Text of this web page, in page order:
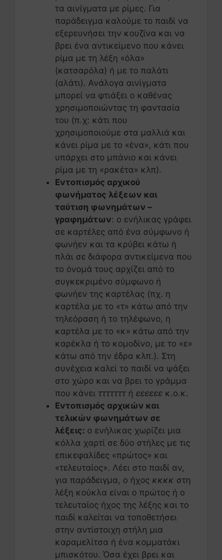
τα αινίγματα με ρίμες. Για
παράδειγμα καλούμε το παιδί να
εξερευνήσει την κουζίνα και να
βρει ένα αντικείμενο που κάνει
ρίμα με τη λέξη «όλα»
(κατσαρόλα) ή με το παλάτι
(αλάτι). Ανάλογα αινίγματα
μπορεί να φτιάξει ο καθένας
χρησιμοποιώντας τη φαντασία
του (π.χ: κάτι που
χρησιμοποιούμε στα μαλλιά και
κάνει ρίμα με το «ένα», κάτι που
υπάρχει στο μπάνιο και κάνει
ρίμα με τη «ρακέτα» κλπ).
Εντοπισμός αρχικού
φωνήματος λέξεων και
ταύτιση φωνημάτων –
γραφημάτων: ο ενήλικας γράφει
σε καρτέλες από ένα σύμφωνο ή
φωνήεν και τα κρύβει κάτω ή
πλάι σε διάφορα αντικείμενα που
το όνομά τους αρχίζει από το
συγκεκριμένο σύμφωνο ή
φωνήεν της καρτέλας (πχ. η
καρτέλα με το «τ» κάτω από την
τηλεόραση ή το τηλέφωνο, η
καρτέλα με το «κ» κάτω από την
καρέκλα ή το κομοδίνο, με το «ε»
κάτω από την έδρα κλπ.). Στη
συνέχεια καλεί το παιδί να ψάξει
στο χώρο και να βρει το γράμμα
που κάνει τττττττή εεεεεε κ.ο.κ.
Εντοπισμός αρχικών και
τελικών φωνημάτων σε
λέξεις: ο ενήλικας χωρίζει μια
κόλλα χαρτί σε δύο στήλες με τις
επικεφαλίδες «πρώτος» και
«τελευταίος». Λέει στο παιδί αν,
για παράδειγμα, ο ήχος κκκκ στη
λέξη κούκλα είναι ο πρώτος ή ο
τελευταίος ήχος της λέξης και το
παιδί καλείται να τοποθετήσει
στην αντίστοιχη στήλη μια
καραμελίτσα ή ένα κομματάκι
μπισκότου. Όσα έχει βρει και